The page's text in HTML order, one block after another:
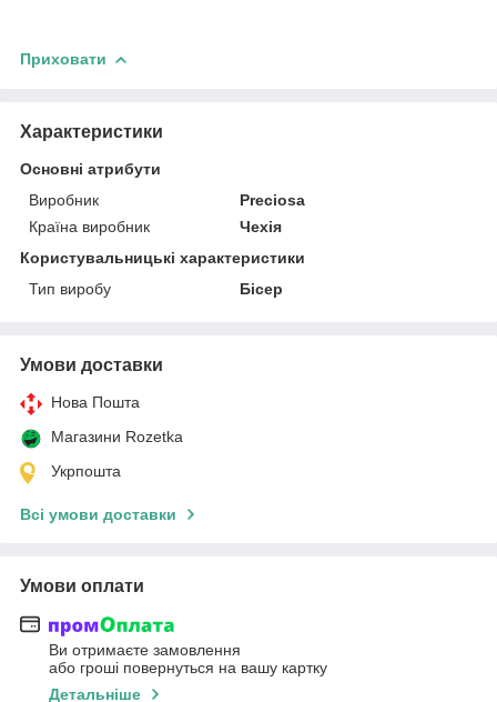
Приховати
Характеристики
Основні атрибути
Виробник
Preciosa
Країна виробник
Чехія
Користувальницькі характеристики
Тип виробу
Бісер
Умови доставки
Нова Пошта
Магазини Rozetka
Укрпошта
Всі умови доставки
Умови оплати
Ви отримаєте замовлення
або гроші повернуться на вашу картку
Детальніше